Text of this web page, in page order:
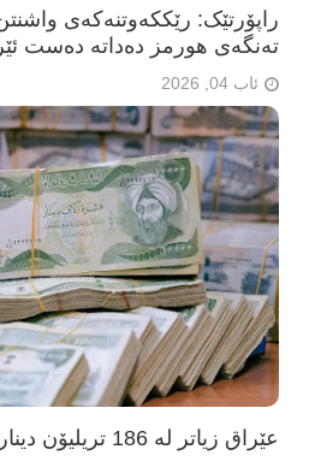
راپۆرتێک: رێککەوتنەکەی
تەنگەی هورمز دەداتە دەست
ئاب 04, 2026
عێراق زیاتر لە 186 تریلیۆن دینار قەرزدارە